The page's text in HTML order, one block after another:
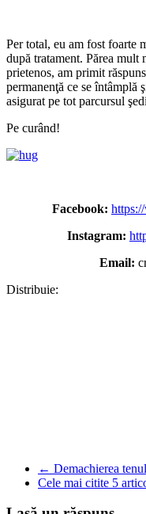
Per total, eu am fost foarte
după tratament. Părea mult
prietenos, am primit
permanenţă ce se întâmplă
asigurat pe tot parcursul
Pe curând!
Facebook:
Instagram:
Email:
Distribuie:
Partajează
← Demachierea
Cele mai citite 5